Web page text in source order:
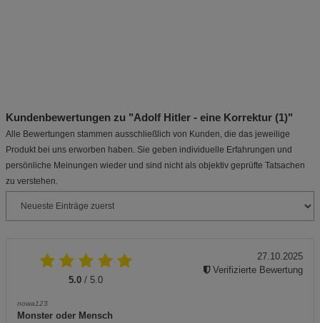
Kundenbewertungen zu "Adolf Hitler - eine Korrektur (1)"
Alle Bewertungen stammen ausschließlich von Kunden, die das jeweilige
Produkt bei uns erworben haben. Sie geben individuelle Erfahrungen und
persönliche Meinungen wieder und sind nicht als objektiv geprüfte Tatsachen
zu verstehen.
5.0 / 5.0
nowa123
Monster oder Mensch
27.10.2025
Verifizierte Bewertung